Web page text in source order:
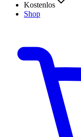
Kostenlos
Shop